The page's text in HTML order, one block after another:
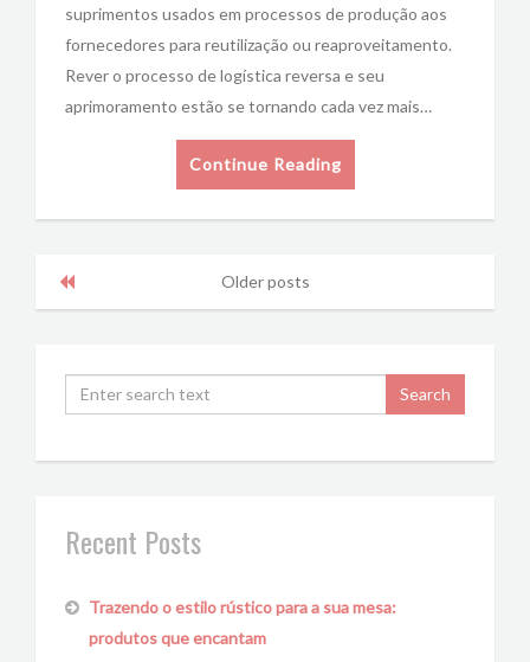
suprimentos usados em processos de produção aos
fornecedores para reutilização ou reaproveitamento.
Rever o processo de logística reversa e seu
aprimoramento estão se tornando cada vez mais…
Continue Reading
Older posts
Recent Posts
Trazendo o estilo rústico para a sua mesa:
produtos que encantam